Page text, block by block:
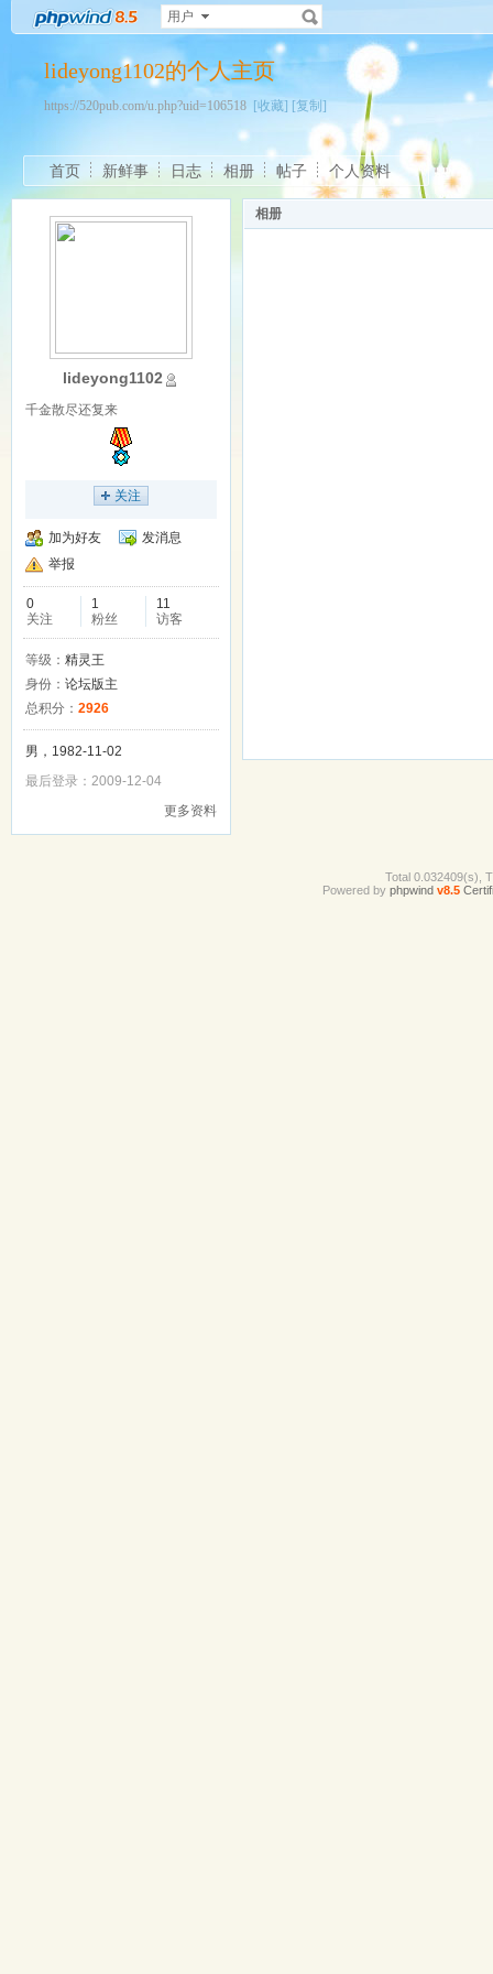
用户
lideyong1102的个人主页
https://520pub.com/u.php?uid=106518 [收藏] [复制]
首页 新鲜事 日志 相册 帖子 个人资料
lideyong1102
千金散尽还复来
关注
加为好友
发消息
举报
0
关注
1
粉丝
11
访客
等级： 精灵王
身份： 论坛版主
总积分： 2926
男，1982-11-02
最后登录：2009-12-04
更多资料
相册
Total 0.032409(s),
Powered by phpwind v8.5